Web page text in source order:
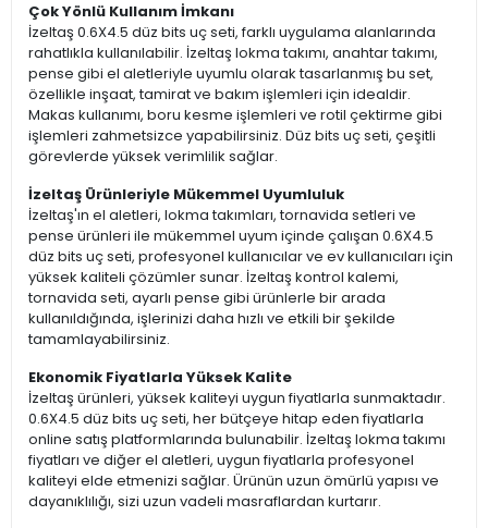
Çok Yönlü Kullanım İmkanı
İzeltaş 0.6X4.5 düz bits uç seti, farklı uygulama alanlarında
rahatlıkla kullanılabilir. İzeltaş lokma takımı, anahtar takımı,
pense gibi el aletleriyle uyumlu olarak tasarlanmış bu set,
özellikle inşaat, tamirat ve bakım işlemleri için idealdir.
Makas kullanımı, boru kesme işlemleri ve rotil çektirme gibi
işlemleri zahmetsizce yapabilirsiniz. Düz bits uç seti, çeşitli
görevlerde yüksek verimlilik sağlar.
İzeltaş Ürünleriyle Mükemmel Uyumluluk
İzeltaş'ın el aletleri, lokma takımları, tornavida setleri ve
pense ürünleri ile mükemmel uyum içinde çalışan 0.6X4.5
düz bits uç seti, profesyonel kullanıcılar ve ev kullanıcıları için
yüksek kaliteli çözümler sunar. İzeltaş kontrol kalemi,
tornavida seti, ayarlı pense gibi ürünlerle bir arada
kullanıldığında, işlerinizi daha hızlı ve etkili bir şekilde
tamamlayabilirsiniz.
Ekonomik Fiyatlarla Yüksek Kalite
İzeltaş ürünleri, yüksek kaliteyi uygun fiyatlarla sunmaktadır.
0.6X4.5 düz bits uç seti, her bütçeye hitap eden fiyatlarla
online satış platformlarında bulunabilir. İzeltaş lokma takımı
fiyatları ve diğer el aletleri, uygun fiyatlarla profesyonel
kaliteyi elde etmenizi sağlar. Ürünün uzun ömürlü yapısı ve
dayanıklılığı, sizi uzun vadeli masraflardan kurtarır.